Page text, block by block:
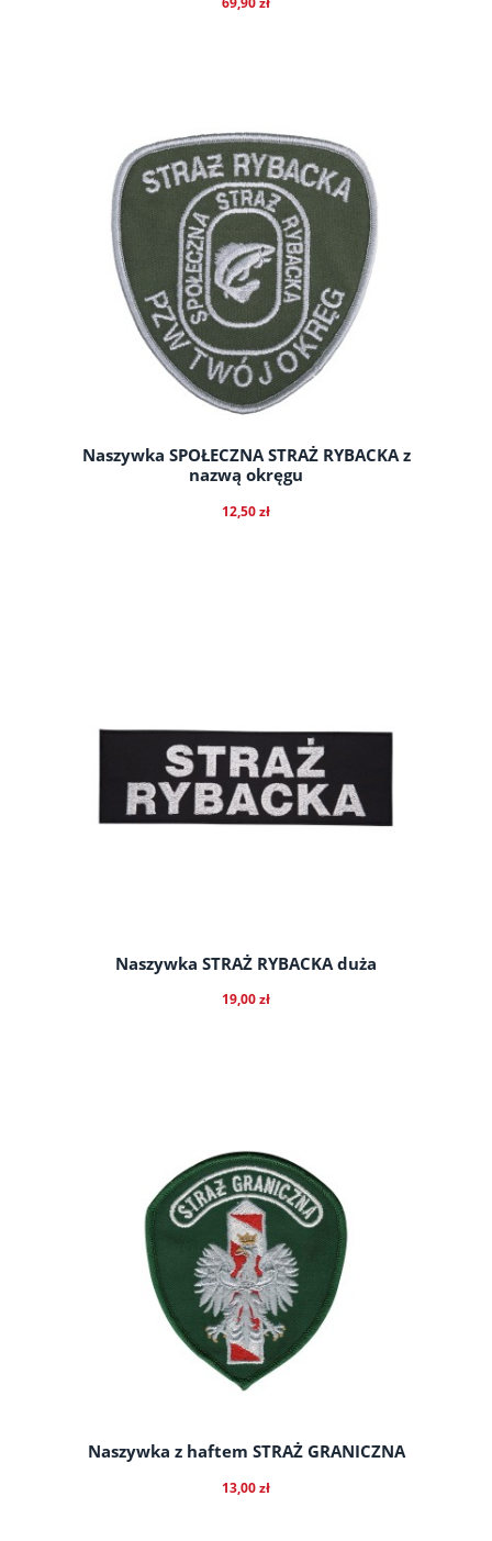
do koszyka
Naszywka SPOŁECZNA STRAŻ RYBACKA z
nazwą okręgu
12,50 zł
Naszywka STRAŻ RYBACKA duża
19,00 zł
Naszywka z haftem STRAŻ GRANICZNA
13,00 zł